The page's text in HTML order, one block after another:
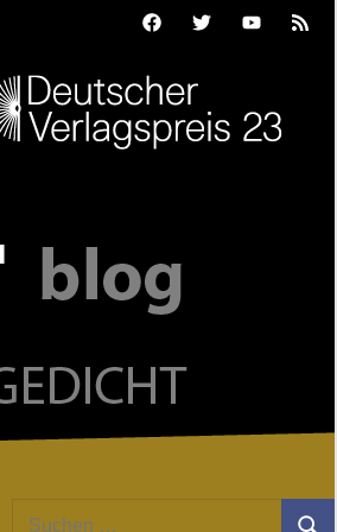
FacebookTwitterYoutubeFeed
Suchen